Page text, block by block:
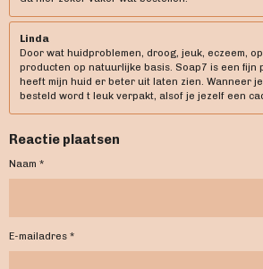
Linda
Door wat huidproblemen, droog, jeuk, eczeem,
producten op natuurlijke basis. Soap7 is een fijn
heeft mijn huid er beter uit laten zien. Wanneer
besteld word t leuk verpakt, alsof je jezelf een
Reactie plaatsen
Naam *
E-mailadres *